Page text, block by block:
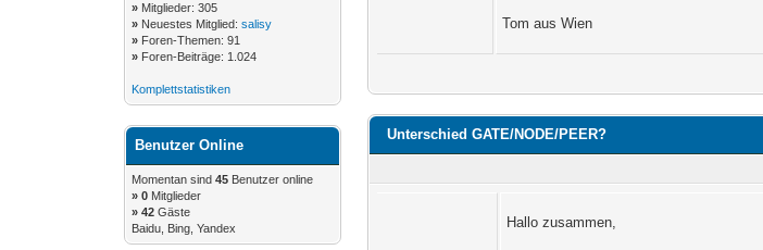
» Mitglieder: 305
» Neuestes Mitglied:salisy
» Foren-Themen: 91
» Foren-Beiträge: 1.024
Komplettstatistiken
Benutzer Online
Momentan sind45 Benutzer online
» 0 Mitglieder
» 42 Gäste
Baidu, Bing, Yandex
Tom aus Wien
Unterschied GATE/NODE/PEER?
Hallo zusammen,